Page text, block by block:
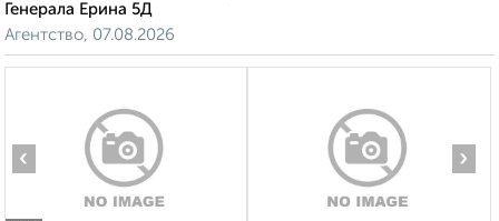
Генерала Ерина 5Д
Агентство, 07.08.2026
‹ ›